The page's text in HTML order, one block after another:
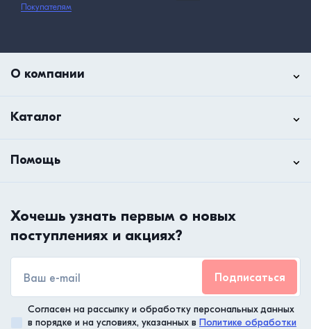
Покупателям
О компании
Каталог
Помощь
Хочешь узнать первым о новых
поступлениях и акциях?
Подписаться
Согласен на рассылку и обработку персональных данных
в порядке и на условиях, указанных в Политике обработки